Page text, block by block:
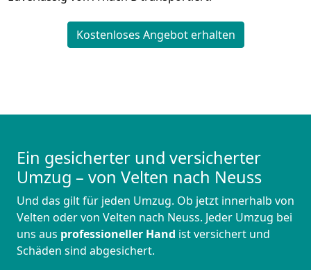
Kostenloses Angebot erhalten
Ein gesicherter und versicherter
Umzug – von Velten nach Neuss
Und das gilt für jeden Umzug. Ob jetzt innerhalb von
Velten oder von Velten nach Neuss. Jeder Umzug bei
uns aus professioneller Hand ist versichert und
Schäden sind abgesichert.